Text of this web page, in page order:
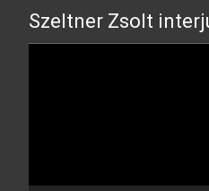
Szeltner Zsolt